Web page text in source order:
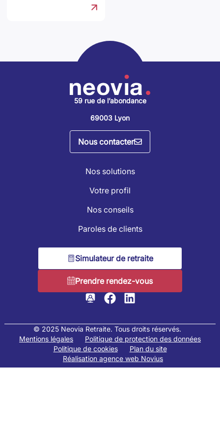
59 rue de l’abondance
69003 Lyon
Nous contacter
Nos solutions
Votre profil
Nos conseils
Paroles de clients
Simulateur de retraite
Prendre rendez-vous
© 2025 Neovia Retraite. Tous droits réservés.
Mentions légales
Politique de protection des données
Politique de cookies
Plan du site
Réalisation agence web Novius